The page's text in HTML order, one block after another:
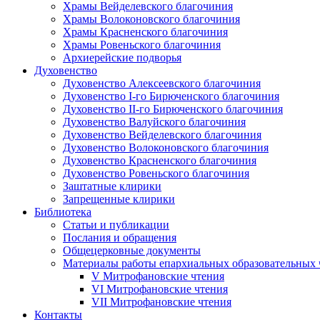
Храмы Вейделевского благочиния
Храмы Волоконовского благочиния
Храмы Красненского благочиния
Храмы Ровеньского благочиния
Архиерейские подворья
Духовенство
Духовенство Алексеевского благочиния
Духовенство I-го Бирюченского благочиния
Духовенство II-го Бирюченского благочиния
Духовенство Валуйского благочиния
Духовенство Вейделевского благочиния
Духовенство Волоконовского благочиния
Духовенство Красненского благочиния
Духовенство Ровеньского благочиния
Заштатные клирики
Запрещенные клирики
Библиотека
Статьи и публикации
Послания и обращения
Общецерковные документы
Материалы работы епархиальных образовательных
V Митрофановские чтения
VI Митрофановские чтения
VII Митрофановские чтения
Контакты